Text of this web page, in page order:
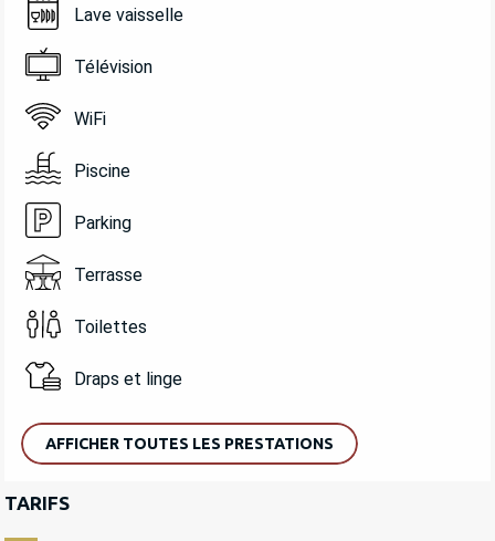
Lave vaisselle
Télévision
WiFi
Piscine
Parking
Terrasse
Toilettes
Draps et linge
AFFICHER TOUTES LES PRESTATIONS
TARIFS